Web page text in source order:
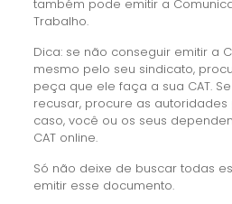
também pode emitir a
Trabalho.
Dica: se não conseguir emitir a
mesmo pelo seu sindicato,
peça que ele faça a sua CAT.
recusar, procure as autoridades
caso, você ou os seus
CAT online.
Só não deixe de buscar todas
emitir esse documento.